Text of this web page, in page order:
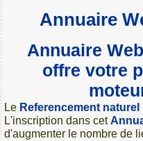
Annuaire
Annuaire
offre votre
Le Referencement naturel
L'inscription dans cet
d'augmenter le nombre de